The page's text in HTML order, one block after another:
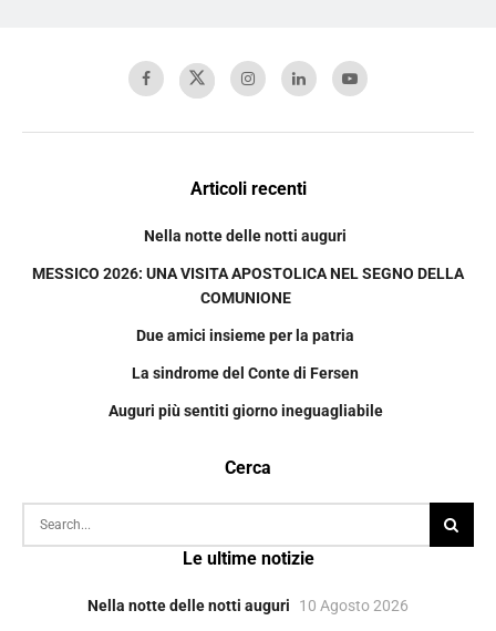
Articoli recenti
Nella notte delle notti auguri
MESSICO 2026: UNA VISITA APOSTOLICA NEL SEGNO DELLA
COMUNIONE
Due amici insieme per la patria
La sindrome del Conte di Fersen
Auguri più sentiti giorno ineguagliabile
Cerca
Le ultime notizie
Nella notte delle notti auguri 10 Agosto 2026